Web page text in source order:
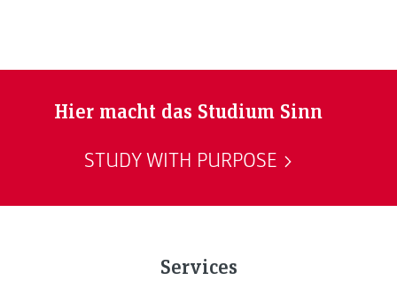
Hier macht das Studium Sinn
STUDY WITH PURPOSE
Services